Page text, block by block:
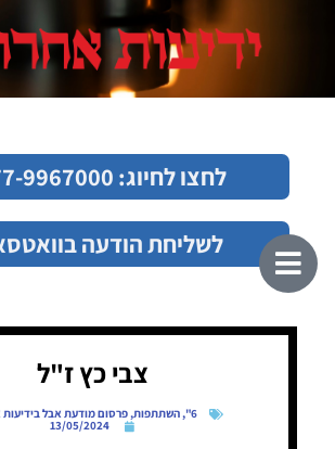
לחצו לחיוג: 077-9967000
לשליחת הודעה
צבי כץ ז"ל
6"
,השתתפות,פרסום מודעת אבל בידיעות
13/05/2024